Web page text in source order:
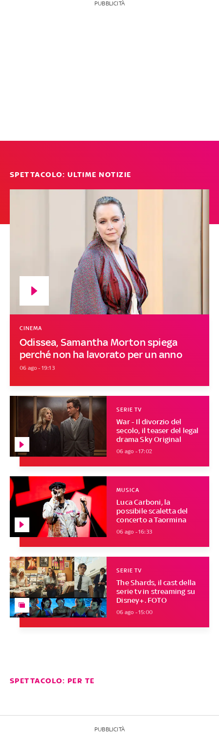
PUBBLICITÀ
SPETTACOLO: ULTIME NOTIZIE
Odissea, Samantha Morton spiega
perché non ha lavorato per un anno
CINEMA
06 ago - 19:13
War - Il divorzio del
secolo, il teaser del legal
drama Sky Original
SERIE TV
06 ago - 17:02
Luca Carboni, la
possibile scaletta del
concerto a Taormina
MUSICA
06 ago - 16:33
The Shards, il cast della
serie tv in streaming su
Disney+. FOTO
SERIE TV
06 ago - 15:00
SPETTACOLO: PER TE
PUBBLICITÀ